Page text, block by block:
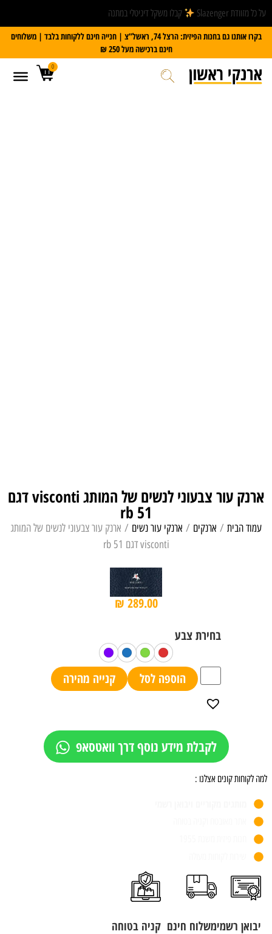
על כל מזוודת Slazenger
קבלו משקל דיגיטלי במתנה
בקרו אותנו גם בחנות הפיזית: הרצל 74, ראשל”צ | חנייה חינם ללקוחות בלבד | משלוחים
חינם ברכישה מעל 250 ₪
0
ארנק עור צבעוני לנשים של המותג visconti דגם
rb 51
עמוד הבית / ארנקים / ארנקי עור נשים / ארנק עור צבעוני לנשים של המותג
visconti דגם rb 51
₪ 289.00
הוספה לסל קנייה מהירה
לקבלת מידע נוסף דרך וואטסאפ
למה לקוחות קונים אצלנו :
יבואן רשמימשלוח חינם קניה בטוחה